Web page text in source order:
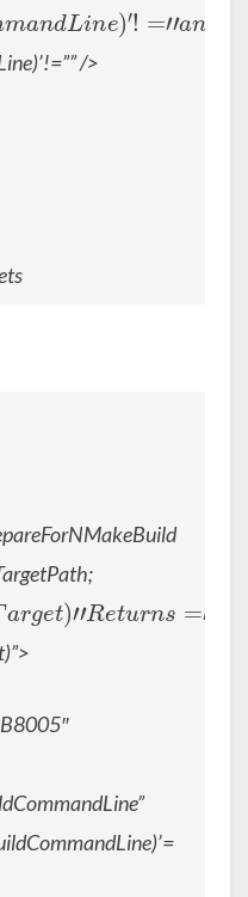
ne)
/>
e et rn =